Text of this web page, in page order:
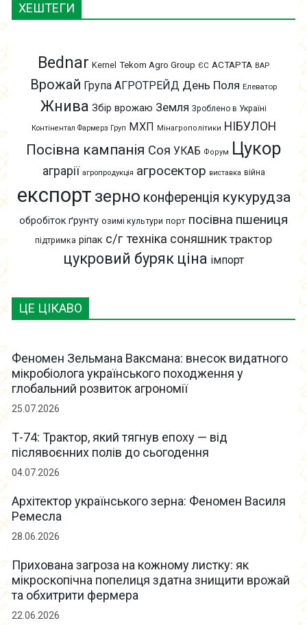
ЦЕ ЦІКАВО
Феномен Зельмана Ваксмана: внесок видатного
мікробіолога українського походження у
глобальний розвиток агрономії
25.07.2026
Т-74: Трактор, який тягнув епоху — від
післявоєнних полів до сьогодення
04.07.2026
Архітектор українського зерна: Феномен Василя
Ремесла
28.06.2026
Прихована загроза на кожному листку: як
мікроскопічна попелиця здатна знищити врожай
та обхитрити фермера
22.06.2026
ХЕШТЕГИ
Bednar Kernel Tekom Agro Group ЄС АСТАРТА ВАР
Врожай Група АГРОТРЕЙД День Поля Елеватор
Жнива Збір врожаю Земля Зроблено в Україні
Контінентал Фармерз Груп МХП Мінагрополітики НІБУЛОН
Посівна кампанія Соя УКАБ Форум Цукор
аграрії агропродукція агросектор виставка війна
експорт зерно конференція кукурудза
обробіток ґрунту озимі культури порт посівна пшениця
підтримка ріпак с/г техніка соняшник трактор
цукровий буряк ціна імпорт